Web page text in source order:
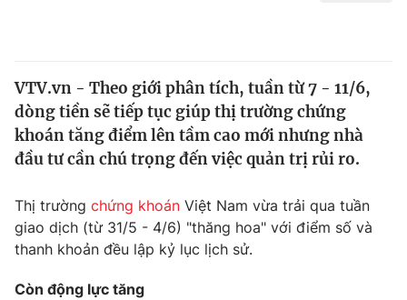
Thế giới
Tin tức
Thế giới đó đây
Câu chuyện quốc tế
Kinh tế
Thị trường
Góc doanh nghiệp
Dữ liệu và đời sống
Truyền hình
Phim VTV
VTV.vn - Theo giới phân tích, tuần từ 7 - 11/6,
dòng tiền sẽ tiếp tục giúp thị trường chứng
khoán tăng điểm lên tầm cao mới nhưng nhà
đầu tư cần chú trọng đến việc quản trị rủi ro.
Thị trường chứng khoán Việt Nam vừa trải qua tuần
giao dịch (từ 31/5 - 4/6) "thăng hoa" với điểm số và
thanh khoản đều lập kỷ lục lịch sử.
Còn động lực tăng